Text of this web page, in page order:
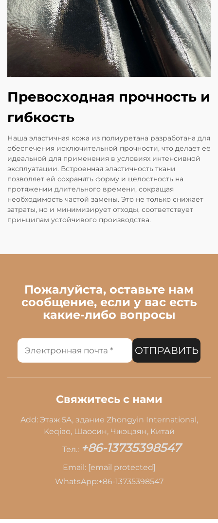
Превосходная прочность и
гибкость
Наша эластичная кожа из полиуретана разработана для
обеспечения исключительной прочности, что делает её
идеальной для применения в условиях интенсивной
эксплуатации. Встроенная эластичность ткани
позволяет ей сохранять форму и целостность на
протяжении длительного времени, сокращая
необходимость частой замены. Это не только снижает
затраты, но и минимизирует отходы, соответствует
принципам устойчивого производства.
Пожалуйста, оставьте нам
сообщение, если у вас есть
какие-либо вопросы
ОТПРАВИТЬ
Свяжитесь с нами
Add: Этаж 5A, здание Zhongyin International,
Keqiao, Шаосин, Чжэцзян, Китай
Тел.: +86-13735398547
Email: [email protected]
WhatsApp:+86-13735398547